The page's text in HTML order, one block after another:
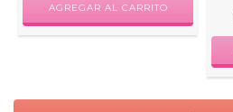
AGREGAR AL CARRITO